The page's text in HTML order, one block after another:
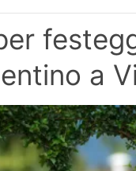
a